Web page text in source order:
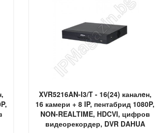
XVR5216AN-I3/T - 16(24) каналeн,
16 камери + 8 IP, пентабрид 1080P,
NON-REALTIME, HDCVI, цифров
видеорекордер, DVR DAHUA